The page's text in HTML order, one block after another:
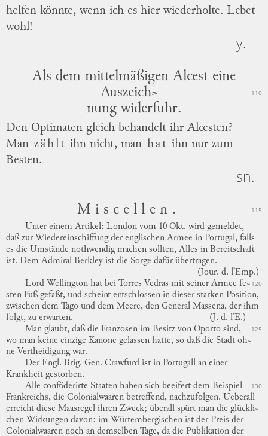
helfen könnte, wenn ich es hier wiederholte. Lebet
wohl!
y.
Als dem mittelmäßigen Alcest eine
Auszeich⸗ 110
nung widerfuhr.
Den Optimaten gleich behandelt ihr Alcesten?
Man zählt ihn nicht, man hat ihn nur zum
Besten.
sn.
Miscellen. 115
Unter einem Artikel: London vom 10 Okt. wird gemeldet,
daß zur Wiedereinschiffung der englischen Armee in Portugal, falls
es die Umstände nothwendig machen sollten, Alles in Bereitschaft
ist. Dem Admiral Berkley ist die Sorge dafür übertragen.
(Jour. d. l’Emp.)
120
Lord Wellington hat bei Torres Vedras mit seiner Armee fe⸗
sten Fuß gefaßt, und scheint entschlossen in dieser starken Position,
zwischen dem Tago und dem Meere, den General Massena, der ihm
folgt, zu erwarten.
(J. d. l’E.)
Man glaubt, daß die Franzosen im Besitz von Oporto sind,
125
wo man keine einzige Kanone gelassen hatte, so daß die Stadt oh⸗
ne Vertheidigung war.
Der Engl. Brig. Gen. Crawfurd ist in Portugall an einer
Krankheit gestorben.
Alle conföderirte Staaten haben sich beeifert dem Beispiel
130
Frankreichs, die Colonialwaaren betreffend, nachzufolgen. Ueberall
erreicht diese Maasregel ihren Zweck; überall spürt man die glückli⸗
chen Wirkungen davon: im Würtembergischen ist der Preis der
Colonialwaaren noch an demselben Tage, da die Publikation der